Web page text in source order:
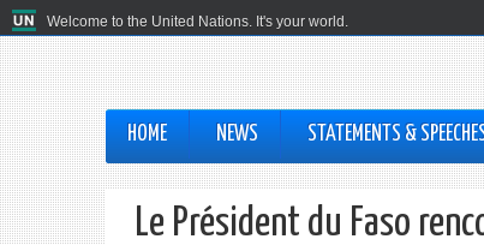
Welcome to the United Nations. It's your world.
HOME NEWS STATEMENTS &
Le Président du Faso